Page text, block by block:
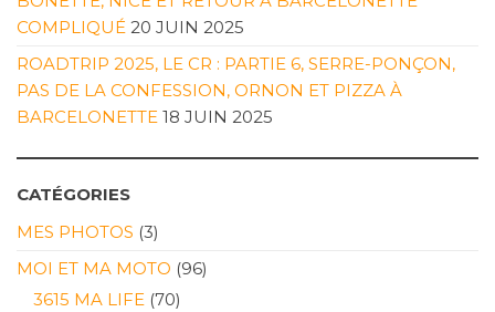
COMPLIQUÉ 20 JUIN 2025
ROADTRIP 2025, LE CR : PARTIE 6, SERRE-PONÇON,
PAS DE LA CONFESSION, ORNON ET PIZZA À
BARCELONETTE 18 JUIN 2025
CATÉGORIES
MES PHOTOS (3)
MOI ET MA MOTO (96)
3615 MA LIFE (70)